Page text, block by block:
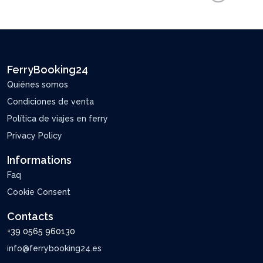
FerryBooking24
Quiénes somos
Condiciones de venta
Política de viajes en ferry
Privacy Policy
Informations
Faq
Cookie Consent
Contacts
+39 0565 960130
info@ferrybooking24.es